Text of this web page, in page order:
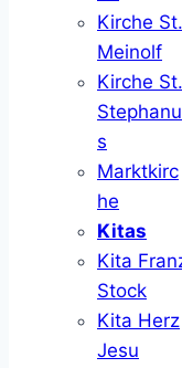
Kirche St.
Meinolf
Kirche St.
Stephanu
s
Marktkirc
he
Kitas
Kita
Stock
Kita Herz
Jesu